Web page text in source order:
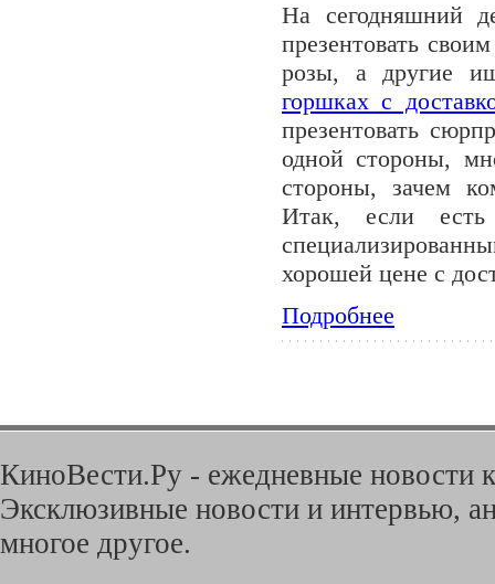
На сегодняшний
презентовать
розы, а другие
горшках с
презентовать
одной стороны,
стороны, зачем
Итак, если есть
хорошей цене с
Подробнее
КиноВести.Ру - ежедневные новости
Эксклюзивные новости и интервью,
многое другое.